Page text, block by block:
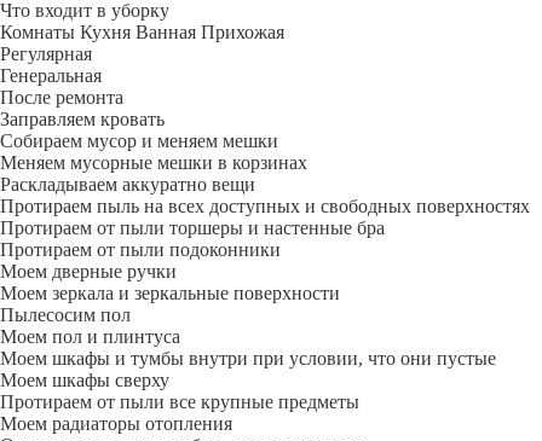
Что входит в уборку
Регу­лярная
Гене­ральная
После ремонта
Заправляем кровать
Собираем мусор и меняем мешки
Меняем мусорные мешки в корзинах
Раскладываем аккуратно вещи
Протираем пыль на всех доступных и свободных поверхностях
Протираем от пыли торшеры и настенные бра
Протираем от пыли подоконники
Моем дверные ручки
Моем зеркала и зеркальные поверхности
Пылесосим пол
Моем пол и плинтуса
Моем шкафы и тумбы внутри при условии, что они пустые
Моем шкафы сверху
Протираем от пыли все крупные предметы
Моем радиаторы отопления